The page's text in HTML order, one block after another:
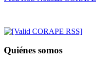
Quiénes somos